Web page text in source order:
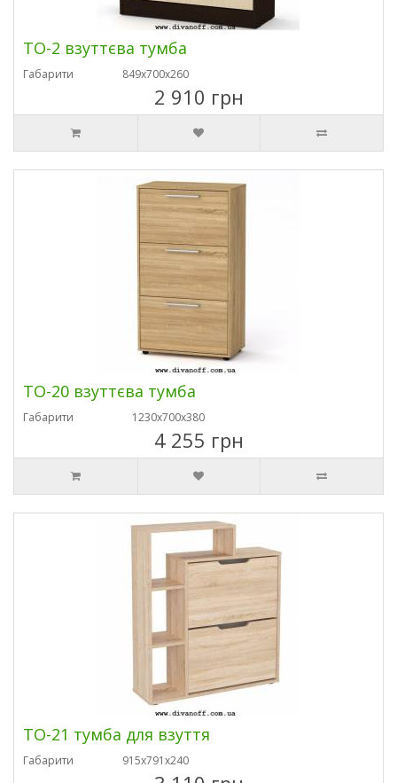
ТО-2 взуттєва тумба
Габарити 849х700х260
2 910 грн
ТО-20 взуттєва тумба
Габарити 1230х700х380
4 255 грн
ТО-21 тумба для взуття
Габарити 915х791х240